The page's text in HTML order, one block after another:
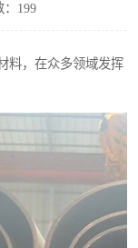
：199
料，在众多领域发挥